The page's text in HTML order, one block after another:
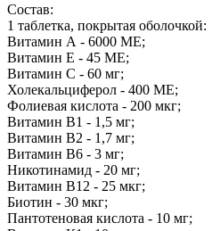
Состав:
1 таблетка, покрытая оболочкой:
Витамин А - 6000 МЕ;
Витамин Е - 45 МЕ;
Витамин С - 60 мг;
Холекальциферол - 400 МЕ;
Фолиевая кислота - 200 мкг;
Витамин В1 - 1,5 мг;
Витамин В2 - 1,7 мг;
Витамин В6 - 3 мг;
Никотинамид - 20 мг;
Витамин В12 - 25 мкг;
Биотин - 30 мкг;
Пантотеновая кислота - 10 мг;